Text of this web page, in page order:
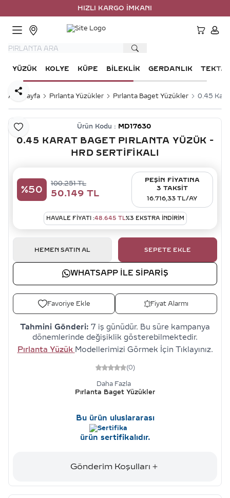
HIZLI KARGO İMKANI
YÜZÜK KOLYE KÜPE BILEKLIK GERDANLIK TEKTAŞ
Ana Sayfa Pırlanta Yüzükler Pırlanta Baget Yüzükler 0.45
Favoriye Ekle
Paylaş
Ürün Kodu : MD17630
0.45 KARAT BAGET PIRLANTA YÜZÜK -
HRD SERTIFIKALI
%50
100.251TL
50.149 TL
PEŞİN FİYATINA
3 TAKSİT
16.716,33 TL/AY
HAVALE FIYATI :48.645 TL%3 EKSTRA İNDİRİM
HEMEN SATIN AL SEPETE EKLE
WHATSAPP ILE SIPARIŞ
Favoriye Ekle Fiyat Alarmı
Tahmini Gönderi: 7 iş günüdür. Bu süre kampanya
dönemlerinde değişiklik gösterebilmektedir.
Pırlanta Yüzük Modellerimizi Görmek İçin Tıklayınız.
(0)
Daha Fazla
Pırlanta Baget Yüzükler
Bu ürün uluslararası
ürün sertifikalıdır.
Gönderim Koşulları